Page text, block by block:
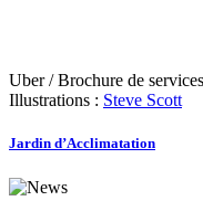
Uber / Brochure de
Illustrations : Steve Scott
Jardin d’Acclimatation